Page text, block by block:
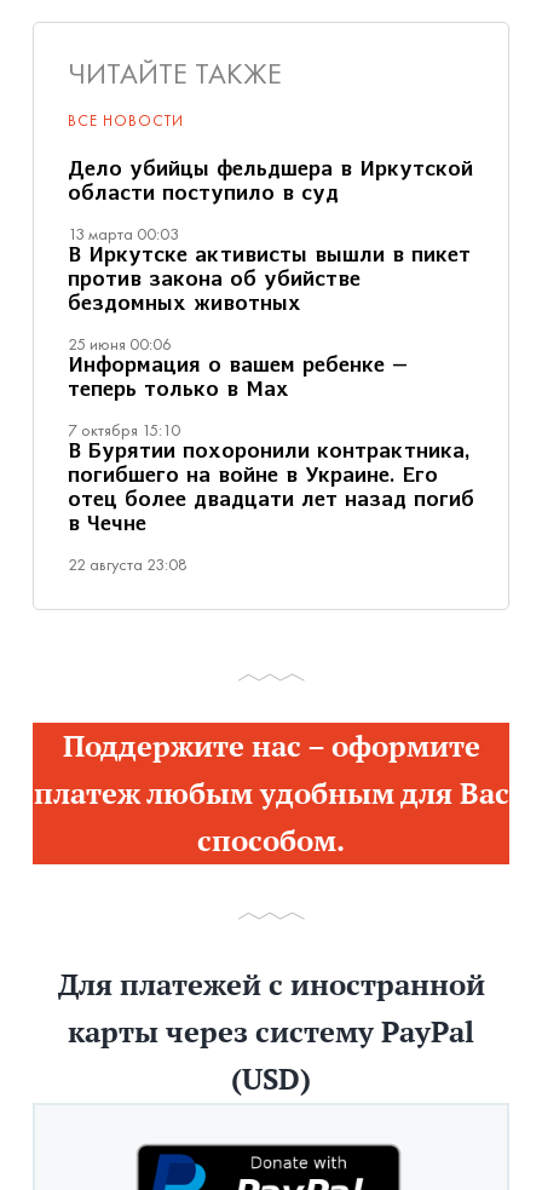
ЧИТАЙТЕ ТАКЖЕ
ВСЕ НОВОСТИ
Дело убийцы фельдшера в Иркутской
области поступило в суд
13 марта 00:03
В Иркутске активисты вышли в пикет
против закона об убийстве
бездомных животных
25 июня 00:06
Информация о вашем ребенке —
теперь только в Max
7 октября 15:10
В Бурятии похоронили контрактника,
погибшего на войне в Украине. Его
отец более двадцати лет назад погиб
в Чечне
22 августа 23:08
Поддержите нас – оформите
платеж любым удобным для Вас
способом.
Для платежей с иностранной
карты через систему PayPal
(USD)